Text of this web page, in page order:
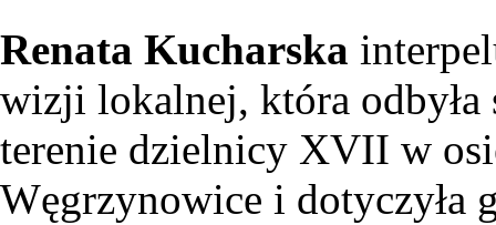
Renata Kucharska
wizji lokalnej, która
terenie dzielnicy XVII w
Węgrzynowice i dotyczyła